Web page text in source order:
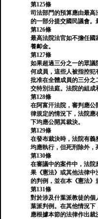
第125條
司法部門的預算應由最
的一部分提交國民議會。
第126條
最高法院法官如不擔任
養卹金。
第127條
如果超過三分之一的眾
何成員，這些人被指控
批准在全體成員的三分
交特別法庭。法院的組成
第128條
在阿富汗法院，審判應
律規定的情況下，法院
下均應公開其裁決。
第129條
在發布裁決時，法院有
均應執行，但死刑除外，
第130條
在審議中的案件中，法
果《憲法》或其他法律
的判例，並在本《憲法》
第131條
對於涉及什葉派教徒的
葉派判例。在其他情況
應根據本節的法律作出裁